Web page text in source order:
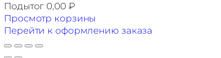
Товары
в
корзине
Подытог 0,00 ₽
Просмотр корзины
Перейти к оформлению заказа